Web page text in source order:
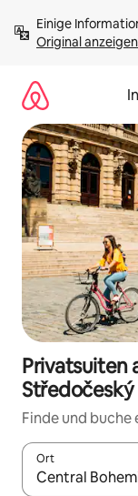
Inhalten
springenOriginal anzeigen
Privatsuiten
Středočeský
Finde und
Ort
Wenn